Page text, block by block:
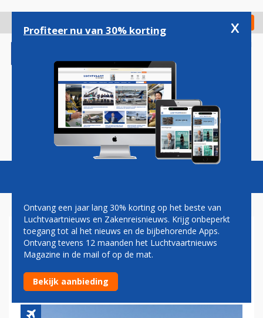
gaan
Check in
Magazine Podcasts Vacatures
AIR ITALY GAAT ONDANKS
KRITIEK DOOR MET EXPANSIE
IN NOORD-AMERIKA
Profiteer nu van 30% korting x
Ontvang een jaar lang 30% korting op het beste van
Luchtvaartnieuws en Zakenreisnieuws. Krijg onbeperkt
toegang tot al het nieuws en de bijbehorende Apps.
Ontvang tevens 12 maanden het Luchtvaartnieuws
Magazine in de mail of op de mat.
Bekijk aanbieding